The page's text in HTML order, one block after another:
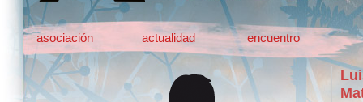
asociación actualidad encuentro